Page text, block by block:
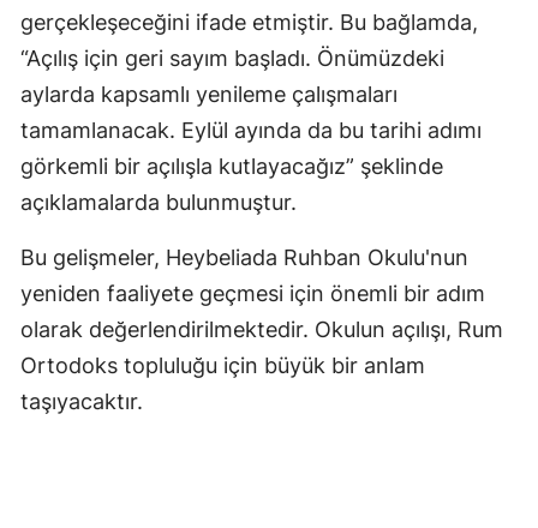
Samsun
Sinop
Sivas
Trabzon
gerçekleşeceğini ifade etmiştir. Bu bağlamda,
“Açılış için geri sayım başladı. Önümüzdeki
aylarda kapsamlı yenileme çalışmaları
tamamlanacak. Eylül ayında da bu tarihi adımı
görkemli bir açılışla kutlayacağız” şeklinde
açıklamalarda bulunmuştur.
Bu gelişmeler, Heybeliada Ruhban Okulu'nun
yeniden faaliyete geçmesi için önemli bir adım
olarak değerlendirilmektedir. Okulun açılışı, Rum
Ortodoks topluluğu için büyük bir anlam
taşıyacaktır.